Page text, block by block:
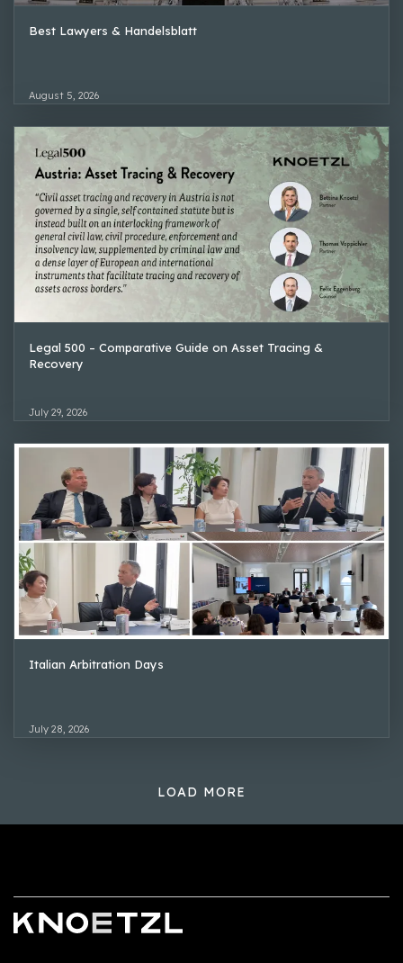
Best Lawyers & Handelsblatt
August 5, 2026
Legal 500 – Comparative Guide on Asset Tracing &
Recovery
July 29, 2026
Italian Arbitration Days
July 28, 2026
LOAD MORE